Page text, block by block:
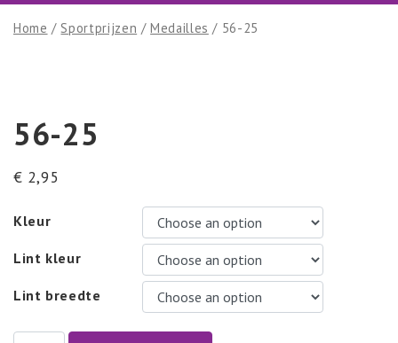
Home /Sportprijzen /Medailles / 56-25
56-25
€ 2,95
Kleur
Lint kleur
Lint breedte